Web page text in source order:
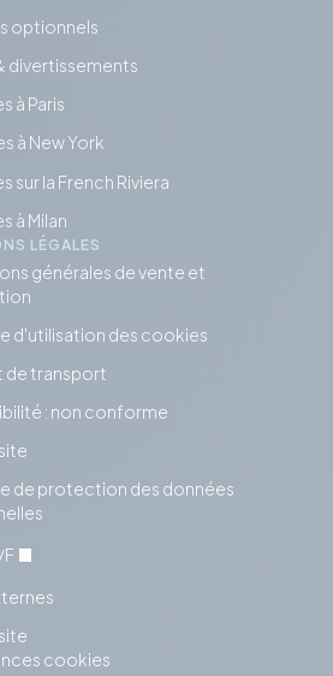
optionnels
divertissements
à Paris
à New York
sur la French Riviera
à Milan
LÉGALES
générales de vente et
d'utilisation des cookies
de transport
: non conforme
de protection des données
F
cookies